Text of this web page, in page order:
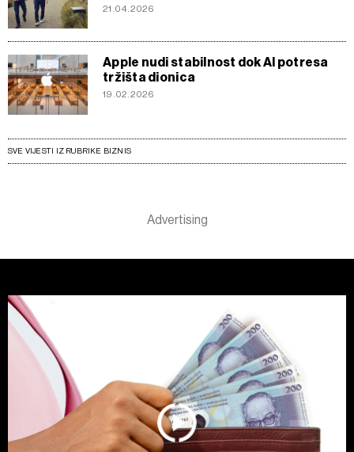
21.04.2026
Apple nudi stabilnost dok AI potresa
tržišta dionica
19.02.2026
SVE VIJESTI IZ RUBRIKE BIZNIS